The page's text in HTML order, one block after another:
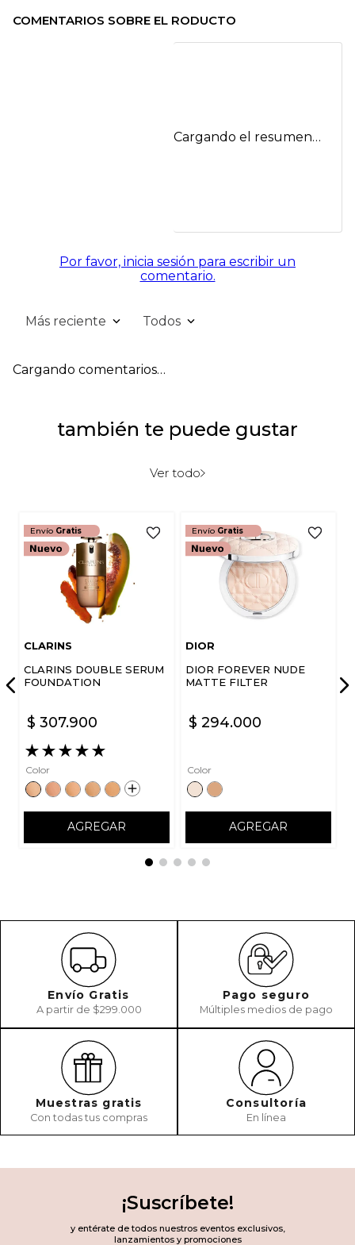
COMENTARIOS SOBRE EL RODUCTO
Cargando el resumen…
Por favor, inicia sesión para escribir un
comentario.
Más reciente Todos
Cargando comentarios…
también te puede gustar
Ver todo
Envío Gratis
CLARINS
CLARINS DOUBLE SERUM
FOUNDATION
$ 307.900
★★★★★
Color
AGREGAR
Envío Gratis
DIOR
DIOR FOREVER NUDE
MATTE FILTER
$ 294.000
Color
AGREGAR
Envío Gratis
A partir de $299.000
Pago seguro
Múltiples medios de pago
Muestras gratis
Con todas tus compras
Consultoría
En línea
¡Suscríbete!
y entérate de todos nuestros eventos exclusivos,
lanzamientos y promociones